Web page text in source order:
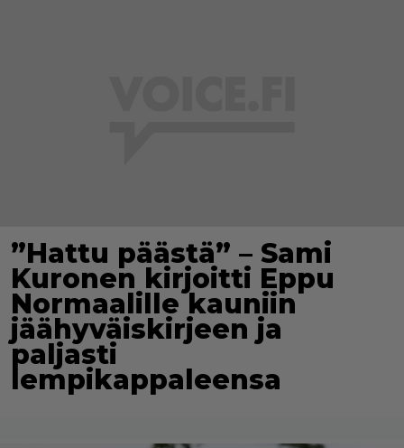
”Hattu päästä” – Sami
Kuronen kirjoitti Eppu
Normaalille kauniin
jäähyväiskirjeen ja
paljasti
lempikappaleensa